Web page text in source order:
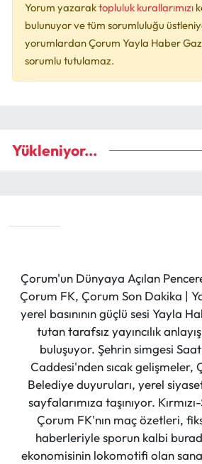
Yorum yazaraktopluluk kurallarımızı
bulunuyor ve tüm sorumluluğu
yorumlardan Çorum Yayla Haber
sorumlu tutulamaz.
Yükleniyor...
Çorum'un Dünyaya Açılan
Çorum FK, Çorum Son Dakika |
yerel basınının güçlü sesi Yayla
tutan tarafsız yayıncılık
buluşuyor. Şehrin simgesi
Caddesi'nden sıcak gelişmeler,
Belediye duyuruları, yerel
sayfalarımıza taşınıyor.
Çorum FK'nın maç özetleri,
haberleriyle sporun kalbi
ekonomisinin lokomotifi olan